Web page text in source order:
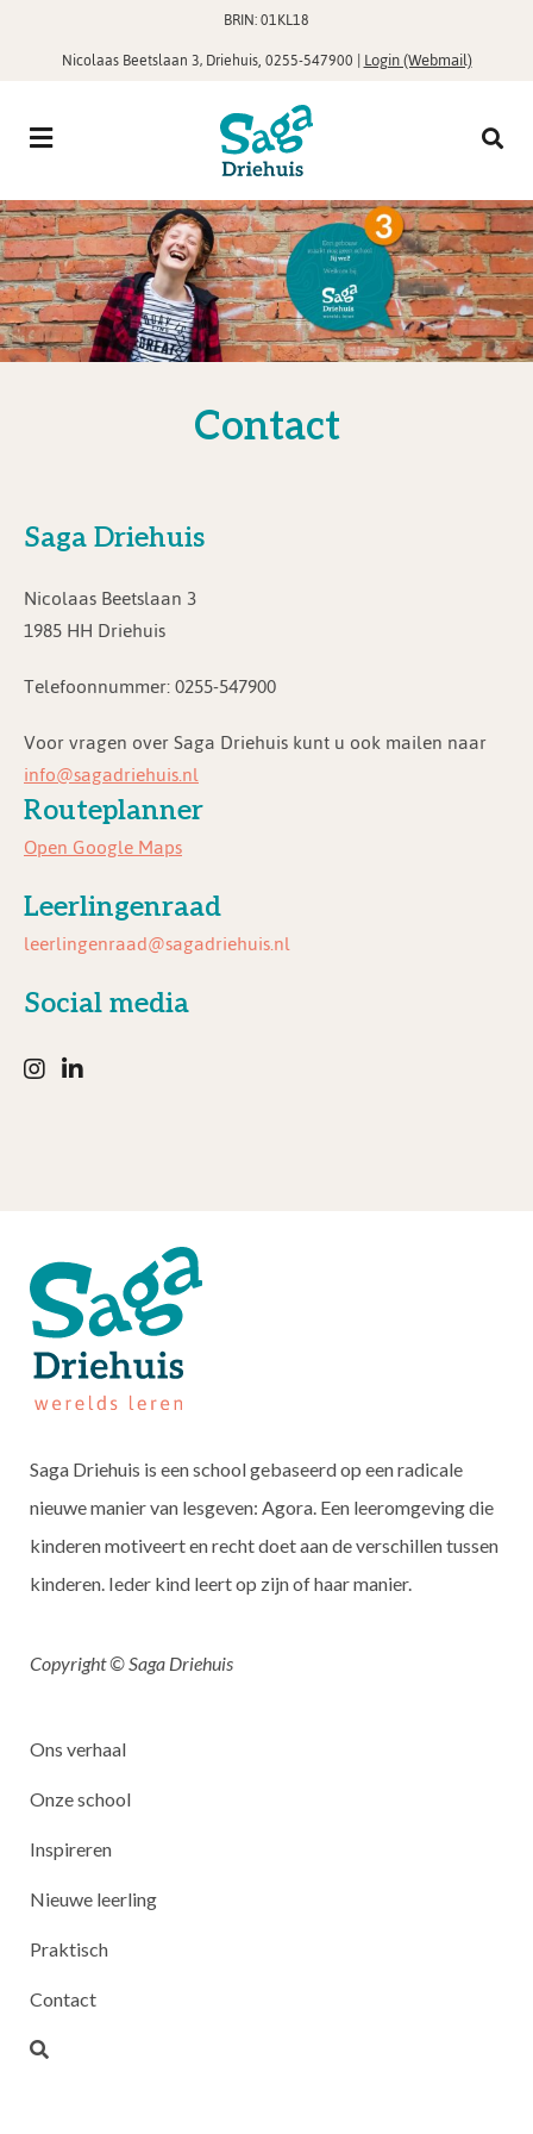
BRIN: 01KL18
Nicolaas Beetslaan 3, Driehuis,0255-547900 |Login (Webmail)
Contact
Saga Driehuis
Nicolaas Beetslaan 3
1985 HH Driehuis
Telefoonnummer: 0255-547900
Voor vragen over Saga Driehuis kunt u ook mailen naar
info@sagadriehuis.nl
Routeplanner
Open Google Maps
Leerlingenraad
leerlingenraad@sagadriehuis.nl
Social media
Saga Driehuis is een school gebaseerd op een radicale
nieuwe manier van lesgeven: Agora. Een leeromgeving die
kinderen motiveert en recht doet aan de verschillen tussen
kinderen. Ieder kind leert op zijn of haar manier.
Copyright © Saga Driehuis
Ons verhaal
Onze school
Inspireren
Nieuwe leerling
Praktisch
Contact